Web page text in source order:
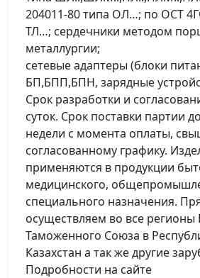
204011-80 типа ОЛ…; по ОСТ
ТЛ…; сердечники методом
металлургии;
сетевые адаптеры (блоки
БП,БПП,БПН, зарядные
Срок разработки и
суток. Срок поставки партии
недели с момента оплаты,
согласованному графику.
применяются в продукции
медицинского,
специального назначения.
осуществляем во все регионы
Таможенного Союза в
Казахстан а так же другие
Подробности на сайте